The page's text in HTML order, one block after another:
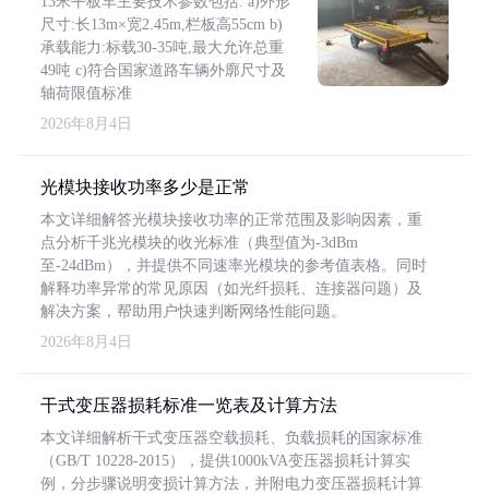
尺寸:长13m×宽2.45m,栏板高55cm b)
承载能力:标载30-35吨,最大允许总重
49吨 c)符合国家道路车辆外廓尺寸及
轴荷限值标准
2026年8月4日
光模块接收功率多少是正常
本文详细解答光模块接收功率的正常范围及影响因素，重
点分析千兆光模块的收光标准（典型值为-3dBm
至-24dBm），并提供不同速率光模块的参考值表格。同时
解释功率异常的常见原因（如光纤损耗、连接器问题）及
解决方案，帮助用户快速判断网络性能问题。
2026年8月4日
干式变压器损耗标准一览表及计算方法
本文详细解析干式变压器空载损耗、负载损耗的国家标准
（GB/T 10228-2015），提供1000kVA变压器损耗计算实
例，分步骤说明变损计算方法，并附电力变压器损耗计算